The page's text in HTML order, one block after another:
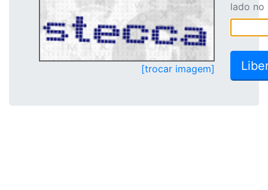
[trocar imagem]
lado no